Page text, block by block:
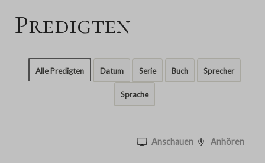
Predigten
Alle Predigten Datum Serie Buch Sprecher
Sprache
Anschauen Anhören